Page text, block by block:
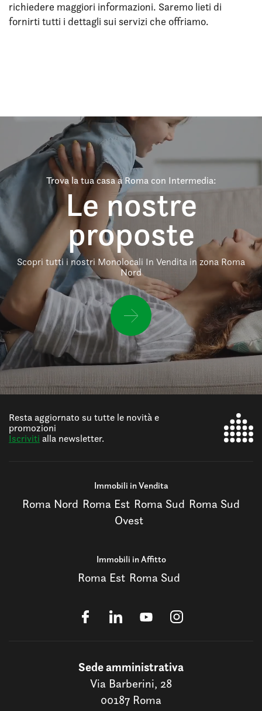
richiedere maggiori informazioni. Saremo lieti di
fornirti tutti i dettagli sui servizi che offriamo.
Trova la tua casa a Roma con Intermedia:
Le nostre
proposte
Scopri tutti i nostri Monolocali In Vendita in zona Roma
Nord
Resta aggiornato su tutte le novità e
promozioni
Iscriviti alla newsletter.
Immobili in Vendita
Roma Nord Roma Est Roma Sud Roma Sud
Ovest
Immobili in Affitto
Roma Est Roma Sud
Sede amministrativa
Via Barberini, 28
00187 Roma